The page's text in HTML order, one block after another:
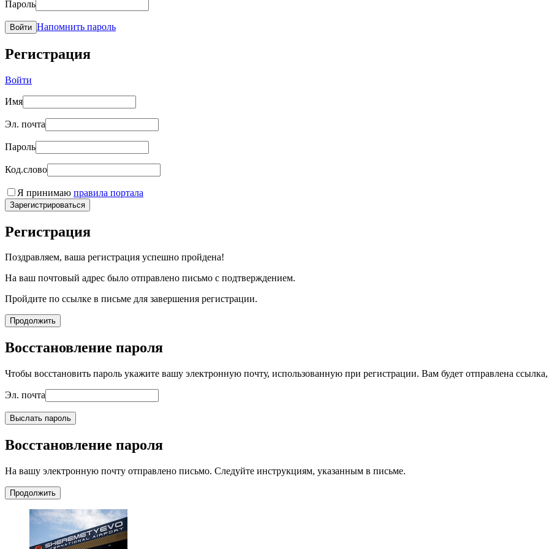
Пароль
Войти Напомнить пароль
Регистрация
Войти
Имя
Эл. почта
Пароль
Код.слово
Я принимаю правила портала
Зарегистрироваться
Регистрация
Поздравляем, ваша регистрация успешно пройдена!
На ваш почтовый адрес было отправлено письмо с подтверждением.
Пройдите по ссылке в письме для завершения регистрации.
Продолжить
Восстановление пароля
Чтобы восстановить пароль укажите вашу электронную почту, использованную при регистрации. Вам будет отправлена
Эл. почта
Выслать пароль
Восстановление пароля
На вашу электронную почту отправлено письмо. Следуйте инструкциям, указанным в письме.
Продолжить